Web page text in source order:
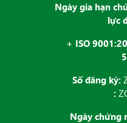
Ngày gia hạn
lực
+ ISO
Số đăng ký:
:
Ngày chứng